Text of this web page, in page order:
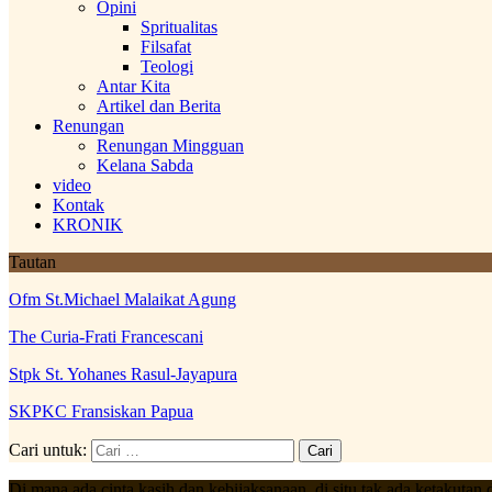
Opini
Spritualitas
Filsafat
Teologi
Antar Kita
Artikel dan Berita
Renungan
Renungan Mingguan
Kelana Sabda
video
Kontak
KRONIK
Tautan
Ofm St.Michael Malaikat Agung
The Curia-Frati Francescani
Stpk St. Yohanes Rasul-Jayapura
SKPKC Fransiskan Papua
Cari untuk: